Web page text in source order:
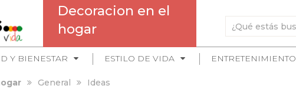
Decoracion en el
hogar
Y BIENESTAR ESTILO DE VIDA ENTRETENIMIENTO
General Ideas